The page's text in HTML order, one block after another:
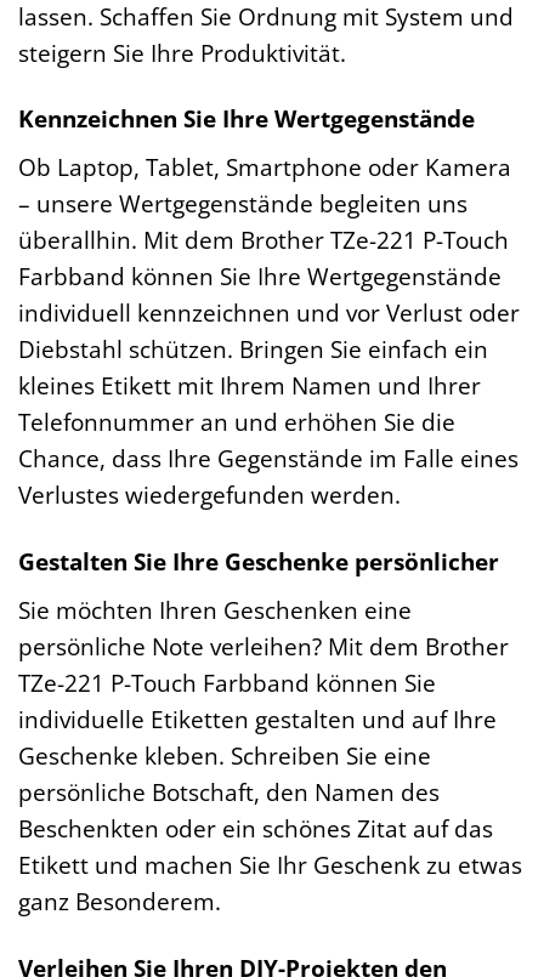
lassen. Schaffen Sie Ordnung mit System und
steigern Sie Ihre Produktivität.
Kennzeichnen Sie Ihre Wertgegenstände
Ob Laptop, Tablet, Smartphone oder Kamera
– unsere Wertgegenstände begleiten uns
überallhin. Mit dem Brother TZe-221 P-Touch
Farbband können Sie Ihre Wertgegenstände
individuell kennzeichnen und vor Verlust oder
Diebstahl schützen. Bringen Sie einfach ein
kleines Etikett mit Ihrem Namen und Ihrer
Telefonnummer an und erhöhen Sie die
Chance, dass Ihre Gegenstände im Falle eines
Verlustes wiedergefunden werden.
Gestalten Sie Ihre Geschenke persönlicher
Sie möchten Ihren Geschenken eine
persönliche Note verleihen? Mit dem Brother
TZe-221 P-Touch Farbband können Sie
individuelle Etiketten gestalten und auf Ihre
Geschenke kleben. Schreiben Sie eine
persönliche Botschaft, den Namen des
Beschenkten oder ein schönes Zitat auf das
Etikett und machen Sie Ihr Geschenk zu etwas
ganz Besonderem.
Verleihen Sie Ihren DIY-Projekten den